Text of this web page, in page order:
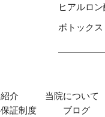
ヒアルロン
ボトックス
介 当院について
証制度 ブログ